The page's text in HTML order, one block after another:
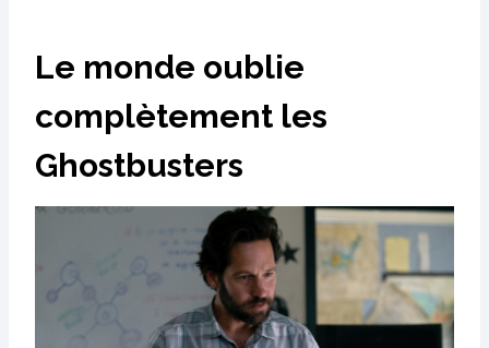
Le monde oublie
complètement les
Ghostbusters